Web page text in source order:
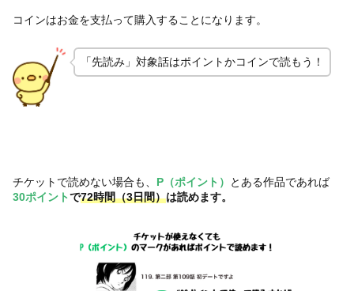
コインはお金を支払って購入することになります。
「先読み」対象話はポイントかコインで読もう！
チケットで読めない場合も、 P（ポイント）
とある作品であれば
30ポイントで72時間（3日間）は読めます。